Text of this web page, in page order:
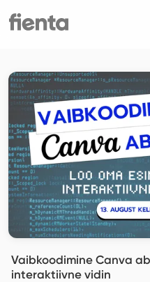
Vaibkoodimine Canva
interaktiivne vidin